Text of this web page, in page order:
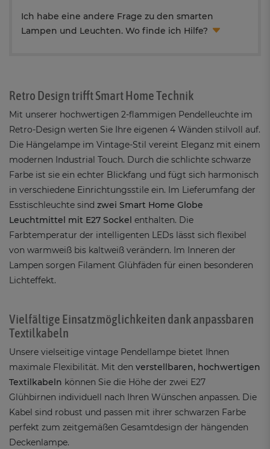
Ich habe eine andere Frage zu den smarten
Lampen und Leuchten. Wo finde ich Hilfe?
Retro Design trifft Smart Home Technik
Mit unserer hochwertigen 2-flammigen Pendelleuchte im
Retro-Design werten Sie Ihre eigenen 4 Wänden stilvoll auf.
Die Hängelampe im Vintage-Stil vereint Eleganz mit einem
modernen Industrial Touch. Durch die schlichte schwarze
Farbe ist sie ein echter Blickfang und fügt sich harmonisch
in verschiedene Einrichtungsstile ein. Im Lieferumfang der
Esstischleuchte sind zwei Smart Home Globe
Leuchtmittel mit E27 Sockel enthalten. Die
Farbtemperatur der intelligenten LEDs lässt sich flexibel
von warmweiß bis kaltweiß verändern. Im Inneren der
Lampen sorgen Filament Glühfäden für einen besonderen
Lichteffekt.
Vielfältige Einsatzmöglichkeiten dank anpassbaren
Textilkabeln
Unsere vielseitige vintage Pendellampe bietet Ihnen
maximale Flexibilität. Mit den verstellbaren, hochwertigen
Textilkabeln können Sie die Höhe der zwei E27
Glühbirnen individuell nach Ihren Wünschen anpassen. Die
Kabel sind robust und passen mit ihrer schwarzen Farbe
perfekt zum zeitgemäßen Gesamtdesign der hängenden
Deckenlampe.